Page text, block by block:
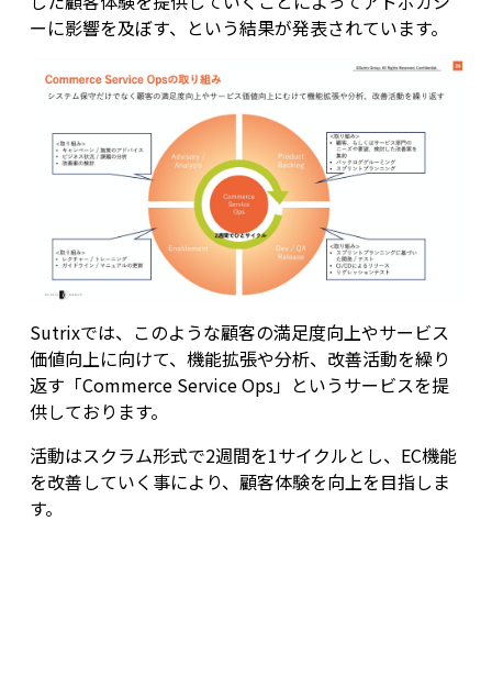
ーに影響を及ぼす、という結果が発表されています。
Sutrixでは、このような顧客の満足度向上やサービス
価値向上に向けて、機能拡張や分析、改善活動を繰り
返す「Commerce Service Ops」というサービスを提
供しております。
活動はスクラム形式で2週間を1サイクルとし、EC機能
を改善していく事により、顧客体験を向上を目指しま
す。